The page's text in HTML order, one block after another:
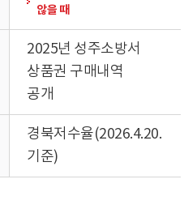
않을 때
2025년 성주소방서
상품권 구매내역
공개
경북저수율(2026.4.20.
기준)